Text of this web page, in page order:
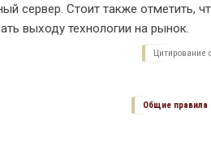
сервер. Стоит также отметить,
выходу технологии на рынок.
Цитирование
Общие правила